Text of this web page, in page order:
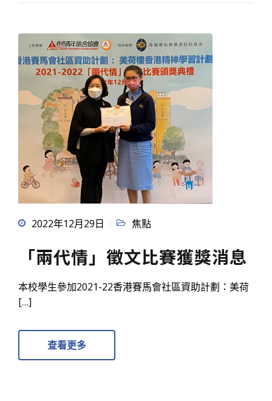
2022年12月29日 焦點
「兩代情」徵文比賽獲獎消息
本校學生參加2021-22香港賽馬會社區資助計劃：美荷
[…]
查看更多